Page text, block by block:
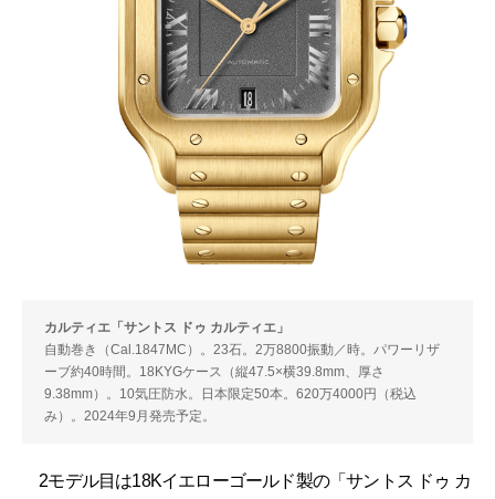
カルティエ「サントス ドゥ カルティエ」
自動巻き（Cal.1847MC）。23石。2万8800振動／時。パワーリザ
ーブ約40時間。18KYGケース（縦47.5×横39.8mm、厚さ
9.38mm）。10気圧防水。日本限定50本。620万4000円（税込
み）。2024年9月発売予定。
2モデル目は18Kイエローゴールド製の「サントス ドゥ カ